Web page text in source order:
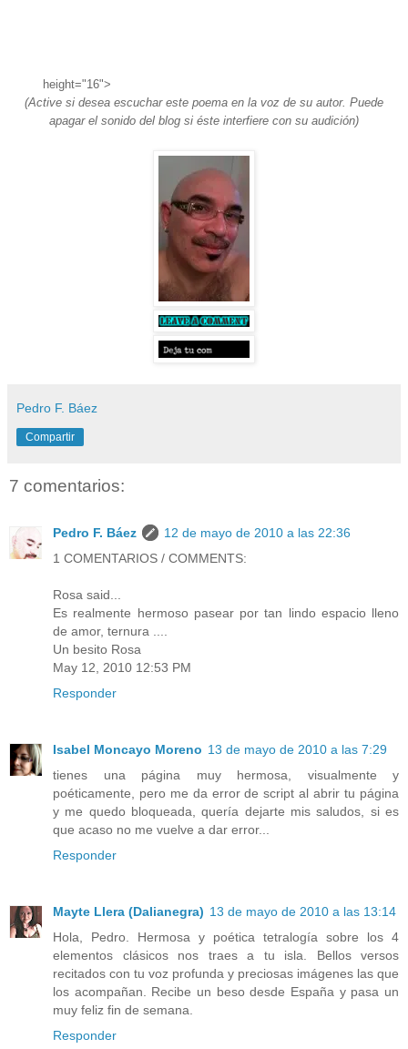
height="16">
(Active si desea escuchar este poema en la voz de su autor. Puede
apagar el sonido del blog si éste interfiere con su audición)
Pedro F. Báez
Compartir
7 comentarios:
Pedro F. Báez
12 de mayo de 2010 a las 22:36
1 COMENTARIOS / COMMENTS:
Rosa said...
Es realmente hermoso pasear por tan lindo espacio lleno
de amor, ternura ....
Un besito Rosa
May 12, 2010 12:53 PM
Responder
Isabel Moncayo Moreno 13 de mayo de 2010 a las 7:29
tienes una página muy hermosa, visualmente y
poéticamente, pero me da error de script al abrir tu página
y me quedo bloqueada, quería dejarte mis saludos, si es
que acaso no me vuelve a dar error...
Responder
Mayte Llera (Dalianegra) 13 de mayo de 2010 a las 13:14
Hola, Pedro. Hermosa y poética tetralogía sobre los 4
elementos clásicos nos traes a tu isla. Bellos versos
recitados con tu voz profunda y preciosas imágenes las que
los acompañan. Recibe un beso desde España y pasa un
muy feliz fin de semana.
Responder